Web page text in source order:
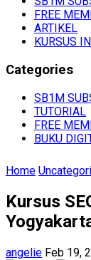
FREE
ARTIKEL
KURSUS
Categories
SB1M
TUTORIAL
FREE
BUKU
Home
Kursus
angelie Feb 19,